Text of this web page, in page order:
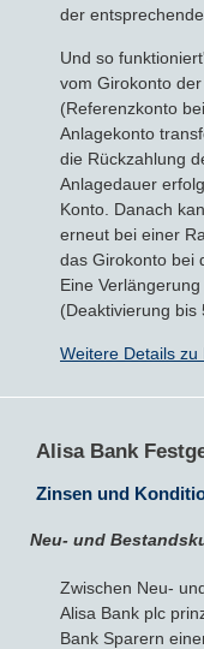
der
Und so
vom Girokonto
(Referenzkonto
Anlagekonto
die Rückzahlung
Anlagedauer
Konto. Danach
erneut bei einer
das Girokonto bei
Eine
(Deaktivierung bis
Weitere Details
Alisa Bank
Zinsen und
Neu- und
Zwischen Neu-
Alisa Bank plc
Bank Sparern